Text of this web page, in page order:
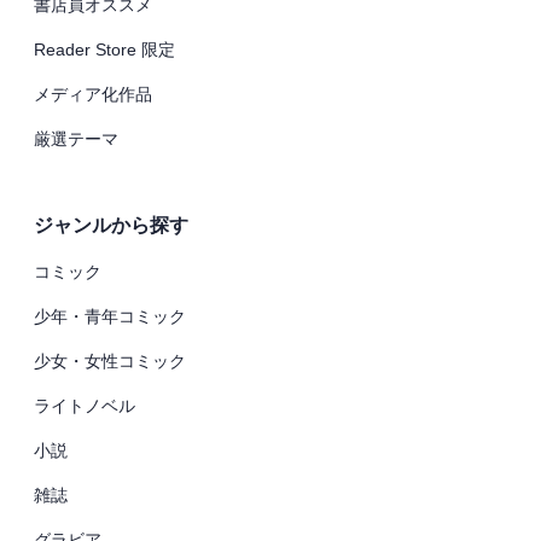
書店員オススメ
Reader Store 限定
メディア化作品
厳選テーマ
ジャンルから探す
コミック
少年・青年コミック
少女・女性コミック
ライトノベル
小説
雑誌